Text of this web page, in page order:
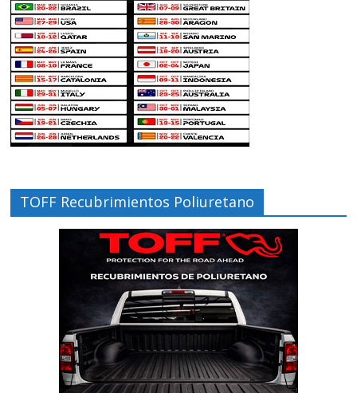
TOFF Recubrimientos Poliuretano